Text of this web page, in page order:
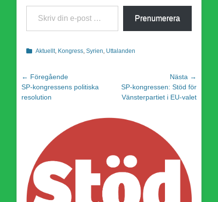
Skriv din e-post …
Prenumerera
Kategorier
Aktuellt, Kongress Syrien Uttalanden
Inläggsnavigering
← Föregående
Föregående
inlägg:
SP-kongressens politiska
resolution
Nästa →
Nästa
inlägg:
SP-kongressen: Stöd för
Vänsterpartiet i EU-valet